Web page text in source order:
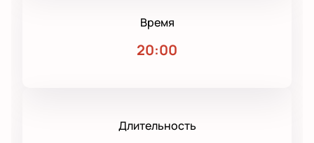
Время
20:00
Длительность